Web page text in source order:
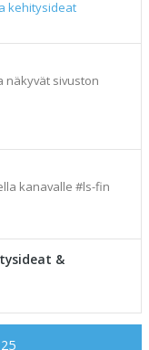
kehitysideat
näkyvät sivuston
kanavalle #ls-fin
&